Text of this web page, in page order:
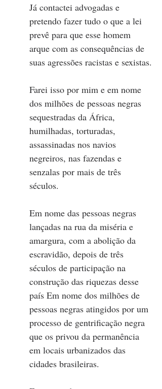
Já contactei advogadas e
pretendo fazer tudo o que a lei
prevê para que esse homem
arque com as consequências de
suas agressões racistas e sexistas.
Farei isso por mim e em nome
dos milhões de pessoas negras
sequestradas da África,
humilhadas, torturadas,
assassinadas nos navios
negreiros, nas fazendas e
senzalas por mais de três
séculos.
Em nome das pessoas negras
lançadas na rua da miséria e
amargura, com a abolição da
escravidão, depois de três
séculos de participação na
construção das riquezas desse
país Em nome dos milhões de
pessoas negras atingidos por um
processo de gentrificação negra
que os privou da permanência
em locais urbanizados das
cidades brasileiras.